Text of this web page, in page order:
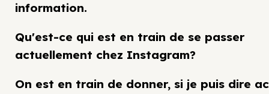
information.
Qu'est-ce qui est en train de se passer
actuellement chez Instagram?
On est en train de donner, si je puis dire